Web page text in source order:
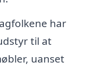
har
til at
uanset